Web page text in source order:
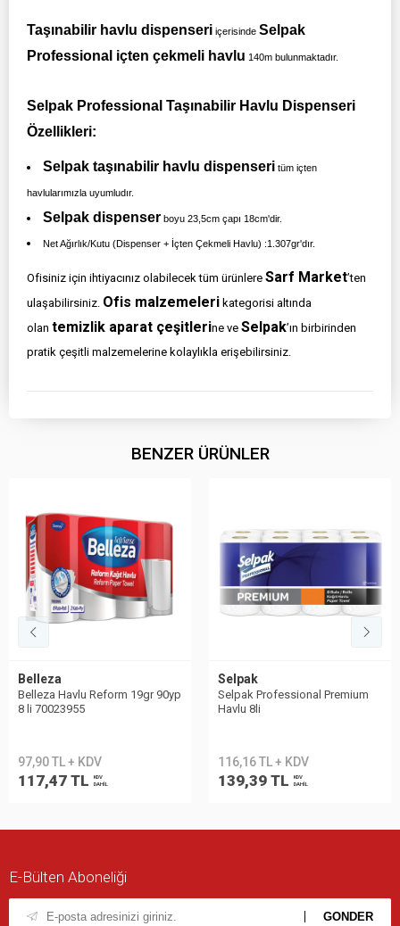
Taşınabilir havlu dispenseri içerisinde Selpak
Professional içten çekmeli havlu 140m bulunmaktadır.
Selpak Professional Taşınabilir Havlu Dispenseri
Özellikleri:
Selpak taşınabilir havlu dispenseri tüm içten
havlularımızla uyumludır.
Selpak dispenser boyu 23,5cm çapı 18cm'dir.
Net Ağırlık/Kutu (Dispenser + İçten Çekmeli Havlu) :1.307gr'dır.
Ofisiniz için ihtiyacınız olabilecek tüm ürünlere Sarf Market’ten
ulaşabilirsiniz. Ofis malzemeleri kategorisi altında
olan temizlik aparat çeşitlerine ve Selpak’ın birbirinden
pratik çeşitli malzemelerine kolaylıkla erişebilirsiniz.
BENZER ÜRÜNLER
Belleza
Belleza Havlu Reform 19gr 90yp
8 li 70023955
97,90 TL + KDV
117,47 TL
KDV
DAHİL
Selpak
Selpak Professional Premium
Havlu 8li
116,16 TL + KDV
139,39 TL
KDV
DAHİL
E-Bülten Aboneliği